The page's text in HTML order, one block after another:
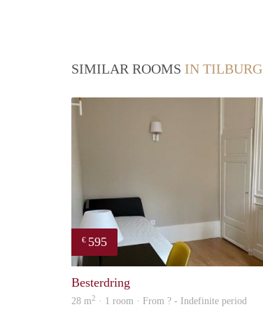
SIMILAR ROOMS IN TILBURG
€ 595
Besterdring
28 m2 · 1 room · From ? - Indefinite period